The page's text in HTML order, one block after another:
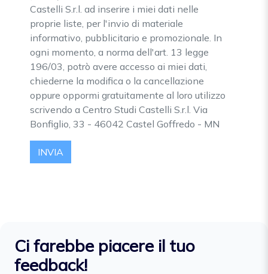
Castelli S.r.l. ad inserire i miei dati nelle
proprie liste, per l'invio di materiale
informativo, pubblicitario e promozionale. In
ogni momento, a norma dell'art. 13 legge
196/03, potrò avere accesso ai miei dati,
chiederne la modifica o la cancellazione
oppure oppormi gratuitamente al loro utilizzo
scrivendo a Centro Studi Castelli S.r.l. Via
Bonfiglio, 33 - 46042 Castel Goffredo - MN
INVIA
Ci farebbe piacere il tuo
feedback!